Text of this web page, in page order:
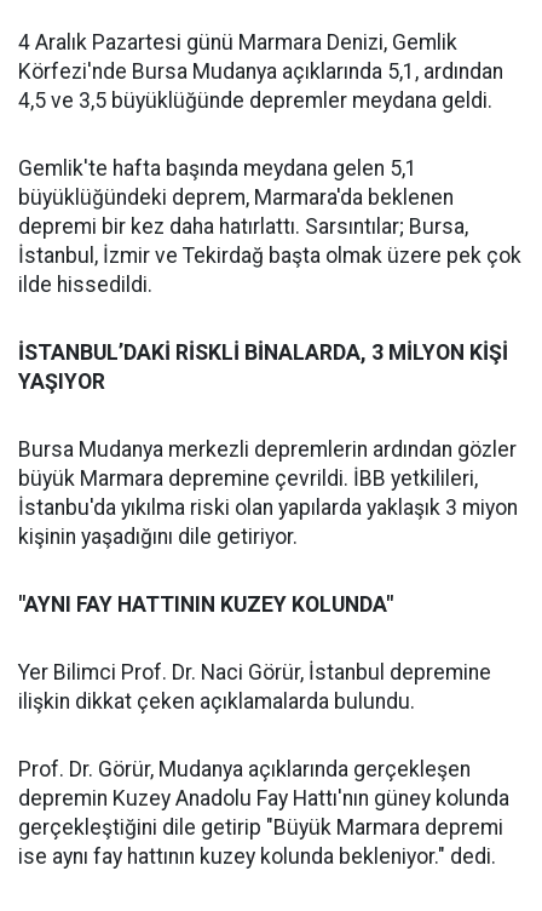
4 Aralık Pazartesi günü Marmara Denizi, Gemlik
Körfezi'nde Bursa Mudanya açıklarında 5,1, ardından
4,5 ve 3,5 büyüklüğünde depremler meydana geldi.
Gemlik'te hafta başında meydana gelen 5,1
büyüklüğündeki deprem, Marmara'da beklenen
depremi bir kez daha hatırlattı. Sarsıntılar; Bursa,
İstanbul, İzmir ve Tekirdağ başta olmak üzere pek çok
ilde hissedildi.
İSTANBUL’DAKİ RİSKLİ BİNALARDA, 3 MİLYON KİŞİ
YAŞIYOR
Bursa Mudanya merkezli depremlerin ardından gözler
büyük Marmara depremine çevrildi. İBB yetkilileri,
İstanbu'da yıkılma riski olan yapılarda yaklaşık 3 miyon
kişinin yaşadığını dile getiriyor.
"AYNI FAY HATTININ KUZEY KOLUNDA"
Yer Bilimci Prof. Dr. Naci Görür, İstanbul depremine
ilişkin dikkat çeken açıklamalarda bulundu.
Prof. Dr. Görür, Mudanya açıklarında gerçekleşen
depremin Kuzey Anadolu Fay Hattı'nın güney kolunda
gerçekleştiğini dile getirip "Büyük Marmara depremi
ise aynı fay hattının kuzey kolunda bekleniyor." dedi.